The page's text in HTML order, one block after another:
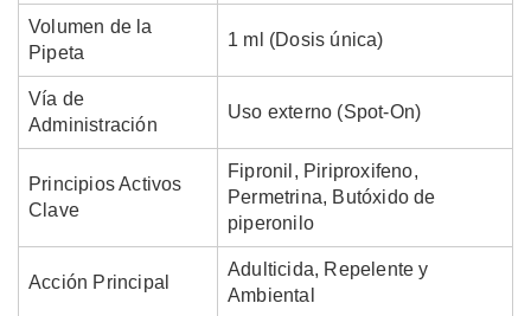
Volumen de la
Pipeta
1 ml (Dosis única)
Vía de
Administración
Uso externo (Spot-On)
Principios Activos
Clave
Fipronil, Piriproxifeno,
Permetrina, Butóxido de
piperonilo
Acción Principal
Adulticida, Repelente y
Ambiental